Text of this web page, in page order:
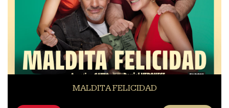
MALDITA FELICIDAD